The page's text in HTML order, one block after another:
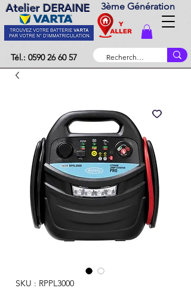
Atelier DERAINE 3ème Génération
Tél.: 0590 26 60 57
SKU : RPPL3000